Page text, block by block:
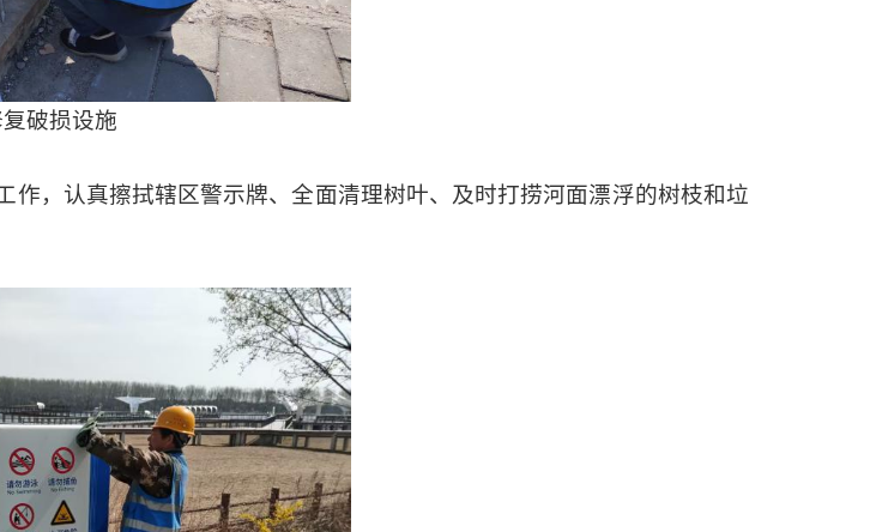
破损设施
，认真擦拭辖区警示牌、全面清理树叶、及时打捞河面漂浮的树枝和垃